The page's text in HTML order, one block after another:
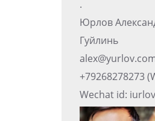
.
Юрлов
Гуйлинь
+79268278273
Wechat id: iurlov